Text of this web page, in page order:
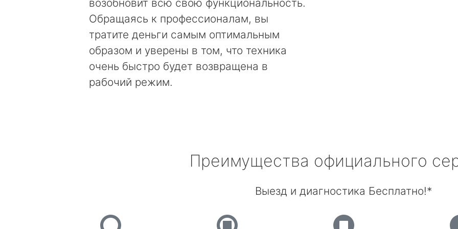
возобновит всю свою функциональность.
Обращаясь к профессионалам, вы
тратите деньги самым оптимальным
образом и уверены в том, что техника
очень быстро будет возвращена в
рабочий режим.
Преимущества официального
Выезд и диагностика Бесплатно!*